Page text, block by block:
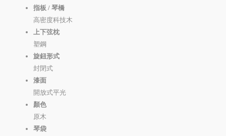
指板 / 琴橋
高密度科技木
上下弦枕
塑鋼
旋鈕形式
封閉式
漆面
開放式平光
顏色
原木
琴袋